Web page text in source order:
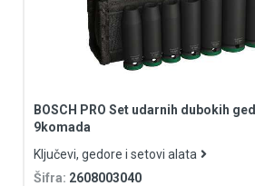
BOSCH PRO Set udarnih dubokih
9komada
Ključevi, gedore i setovi alata
Šifra: 2608003040